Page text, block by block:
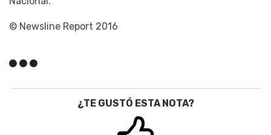
© Newsline Report 2016
¿TE GUSTÓ ESTA NOTA?